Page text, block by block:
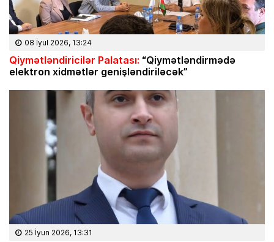
08 İyul 2026, 13:24
Qiymətləndiricilər Palatası: “Qiymətləndirmədə
elektron xidmətlər genişləndiriləcək”
25 İyun 2026, 13:31